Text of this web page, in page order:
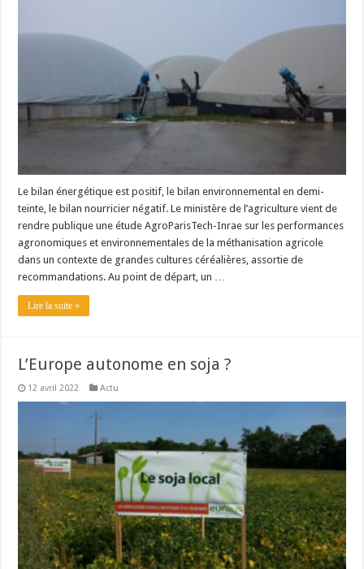
Le bilan énergétique est positif, le bilan environnemental en demi-
teinte, le bilan nourricier négatif. Le ministère de l’agriculture vient de
rendre publique une étude AgroParisTech-Inrae sur les performances
agronomiques et environnementales de la méthanisation agricole
dans un contexte de grandes cultures céréalières, assortie de
recommandations. Au point de départ, un …
Lire la suite »
L’Europe autonome en soja ?
12 avril 2022 Actu